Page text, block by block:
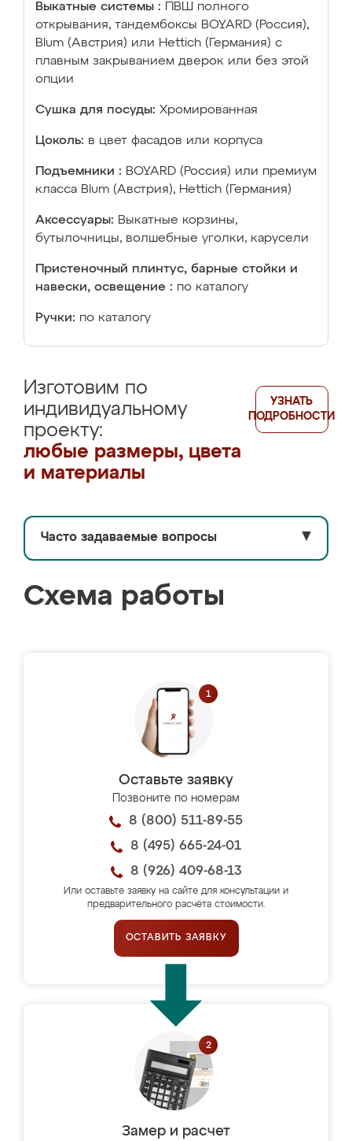
Выкатные системы :
ПВШ полного
открывания, тандембоксы BOYARD (Россия),
Blum (Австрия) или Hettich (Германия) с
плавным закрыванием дверок или без этой
опции
Сушка для посуды: Хромированная
Цоколь: в цвет фасадов или корпуса
Подъемники : BOYARD (Россия) или премиум
класса Blum (Австрия), Hettich (Германия)
Аксессуары: Выкатные корзины,
бутылочницы, волшебные уголки, карусели
Пристеночный плинтус, барные стойки и
навески, освещение : по каталогу
Ручки: по каталогу
Изготовим по
индивидуальному
проекту:
любые размеры, цвета
и материалы
УЗНАТЬ
ПОДРОБНОСТИ
Часто задаваемые вопросы ▼
Схема работы
Оставьте заявку
Позвоните по номерам
8 (800) 511-89-55
8 (495) 665-24-01
8 (926) 409-68-13
Или оставьте заявку на сайте для консультации и
предварительного расчёта стоимости.
ОСТАВИТЬ ЗАЯВКУ
Замер и расчет